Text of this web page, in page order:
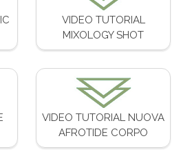
VIDEO TUTORIAL
MIXOLOGY SHOT
VIDEO TUTORIAL NUOVA
AFROTIDE CORPO